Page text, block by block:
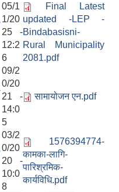
05/1
1/20
25 -
12:2
6
Final Latest
updated -LEP -
Bindabasisni-
Rural Municipality
2081.pdf
09/2
0/20
21 -
14:0
5
सामायोजन एन.pdf
03/2
0/20
20 -
10:0
8
1576394774-
कामका-लागि-
पारिश्रमिक-
कार्यविधि.pdf